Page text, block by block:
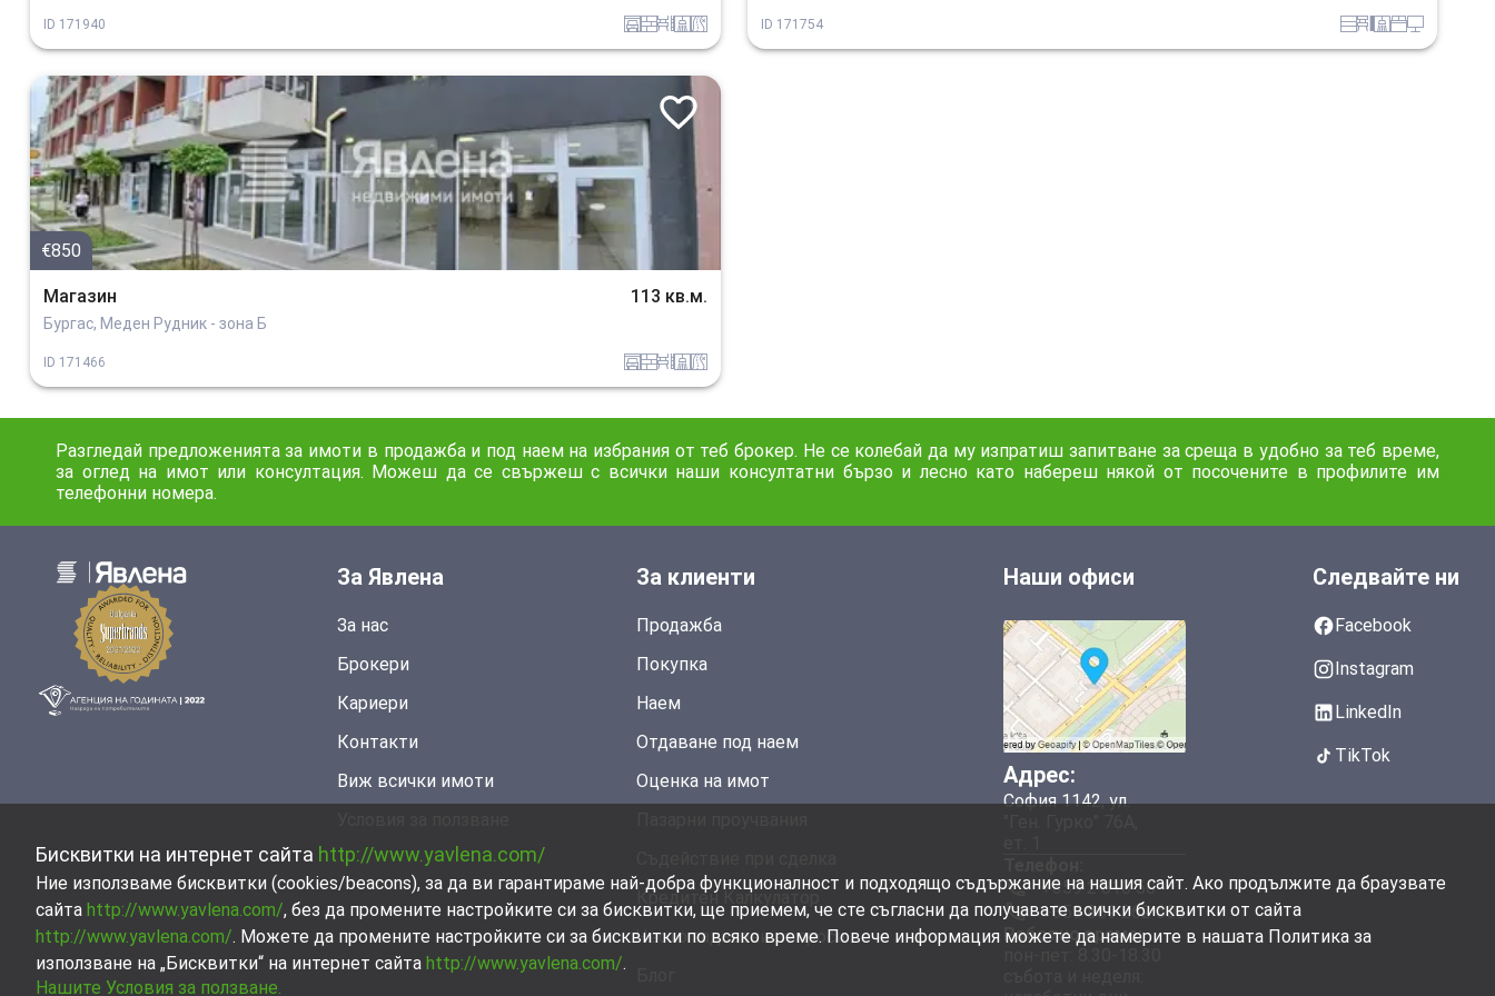
ID 171940 garajtuhlaobzavejdne_0 sanitarno_pomeshtenie v_blizost_do_asfaltiran_put ID 171754 EPKobzavejdne_4 sanitarno_pomeshtenie spalniatehnika
€850
Магазин 113 кв.м.
Бургас, Меден Рудник - зона Б
ID 171466 garajtuhlaobzavejdne_0 sanitarno_pomeshtenie v_blizost_do_asfaltiran_put
Разгледай предложенията за имоти в продажба и под наем на избрания от теб брокер. Не се колебай да му изпратиш запитване за среща в удобно за теб време,
за оглед на имот или консултация. Можеш да се свържеш с всички наши консултатни бързо и лесно като набереш някой от посочените в профилите им
телефонни номера.
Бисквитки на интернет сайта http://www.yavlena.com/
Ние използваме бисквитки (cookies/beacons), за да ви гарантираме най-добра функционалност и подходящо съдържание на нашия сайт. Ако продължите да браузвате
сайта http://www.yavlena.com/, без да промените настройките си за бисквитки, ще приемем, че сте съгласни да получавате всички бисквитки от сайта
http://www.yavlena.com/. Можете да промените настройките си за бисквитки по всяко време. Повече информация можете да намерите в нашата Политика за
използване на „Бисквитки“ на интернет сайта http://www.yavlena.com/.
Нашите Условия за ползване.
За Явлена
За нас
Брокери
Кариери
Контакти
Виж всички имоти
За клиенти
Продажба
Покупка
Наем
Отдаване под наем
Оценка на имот
Кредитен Калкулатор
Често задавани въпроси
Наши офиси
Адрес:
София 1142, ул.
+359 2 810 50
+359 889 262 606
Работно време:
Следвайте ни
Facebook
Instagram
LinkedIn
TikTok